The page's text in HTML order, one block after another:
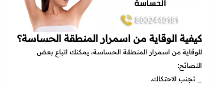
كيفية الوقاية من اسمرار المنطقة الحساسة؟
للوقاية من اسمرار المنطقة الحساسة، يمكنك اتباع بعض
النصائح:
_ تجنب الاحتكاك.